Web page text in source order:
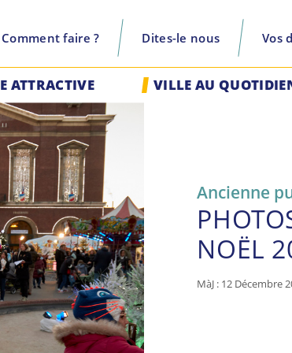
Comment faire ? Dites-le nous Vos
recherche
ATTRACTIVE VILLE AU
Ancienne
NOËL
MàJ : 12 Décembre